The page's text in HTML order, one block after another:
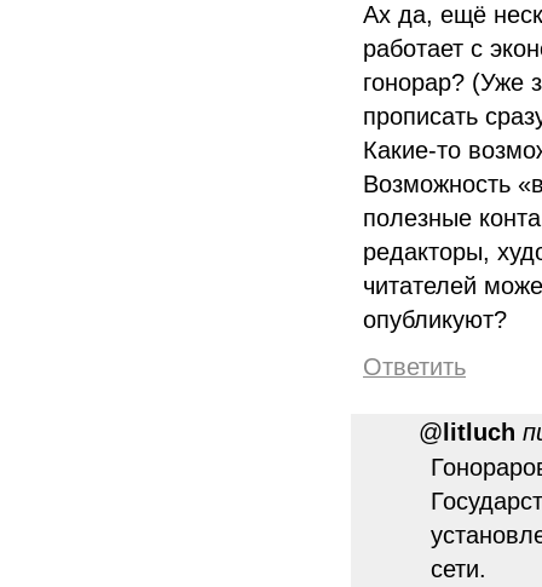
Ах да, ещё
работает с
гонорар? (Уже
прописать
Какие-то
Возможность
полезные
редакторы,
читателей
опубликуют?
Ответить
@ litluch
сети.